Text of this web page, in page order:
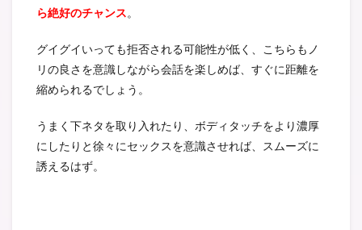
ら絶好のチャンス。
グイグイいっても拒否される可能性が低く、こちらもノ
リの良さを意識しながら会話を楽しめば、すぐに距離を
縮められるでしょう。
うまく下ネタを取り入れたり、ボディタッチをより濃厚
にしたりと徐々にセックスを意識させれば、スムーズに
誘えるはず。